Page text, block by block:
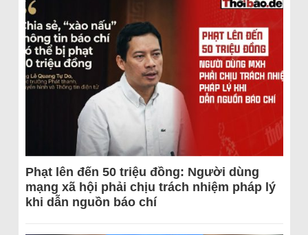
Phạt lên đến 50 triệu đồng: Người dùng
mạng xã hội phải chịu trách nhiệm pháp lý
khi dẫn nguồn báo chí